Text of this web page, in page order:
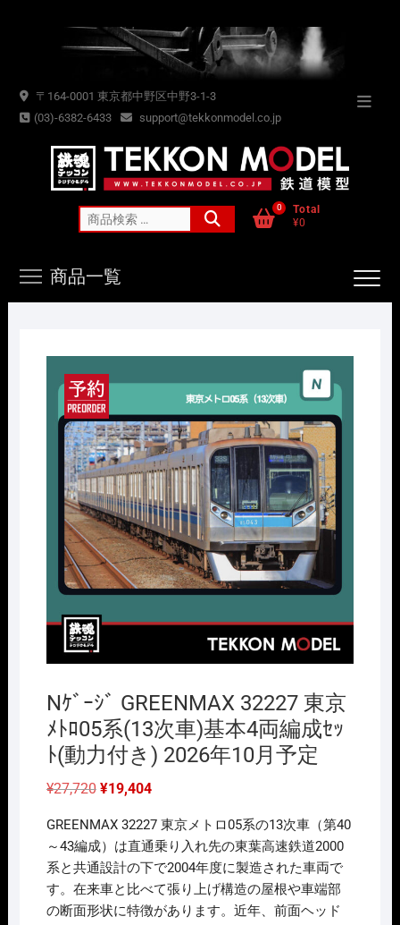
〒164-0001 東京都中野区中野3-1-3
(03)-6382-6433
support@tekkonmodel.co.jp
索
0
Total
¥0
商品一覧
Nｹﾞｰｼﾞ GREENMAX 32227 東京
ﾒﾄﾛ05系(13次車)基本4両編成ｾｯ
ﾄ(動力付き) 2026年10月予定
¥27,720 元
格
は
¥27,720
で
し
た。
¥19,404現
価
格
は
¥19,404
で
す。
GREENMAX 32227 東京メトロ05系の13次車（第40
～43編成）は直通乗り入れ先の東葉高速鉄道2000
系と共通設計の下で2004年度に製造された車両で
す。在来車と比べて張り上げ構造の屋根や車端部
の断面形状に特徴があります。近年、前面ヘッド